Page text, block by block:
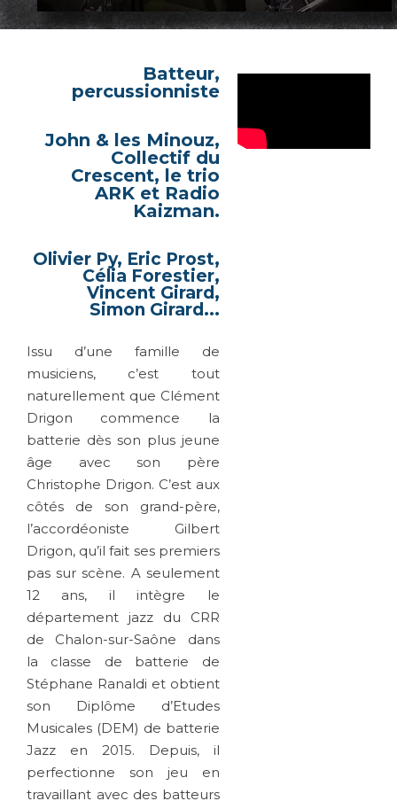
Batteur,
percussionniste
John & les Minouz,
Collectif du
Crescent, le trio
ARK et Radio
Kaizman.
Olivier Py, Eric Prost,
Célia Forestier,
Vincent Girard,
Simon Girard...
Issu d’une famille de
musiciens, c’est tout
naturellement que Clément
Drigon commence la
batterie dès son plus jeune
âge avec son père
Christophe Drigon. C’est aux
côtés de son grand-père,
l’accordéoniste Gilbert
Drigon, qu’il fait ses premiers
pas sur scène. A seulement
12 ans, il intègre le
département jazz du CRR
de Chalon-sur-Saône dans
la classe de batterie de
Stéphane Ranaldi et obtient
son Diplôme d’Etudes
Musicales (DEM) de batterie
Jazz en 2015. Depuis, il
perfectionne son jeu en
travaillant avec des batteurs